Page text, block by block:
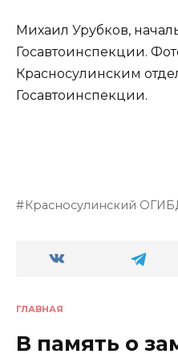
Михаил Урубков,
Госавтоинспекции.
Красносулинским
Госавтоинспекции.
Красносулинский
ГЛАВНАЯ
В память о